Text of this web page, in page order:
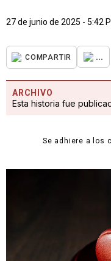
27 de junio de 2025 - 5:42
COMPARTIR ...
ARCHIVO
Esta historia fue
Se adhiere a los